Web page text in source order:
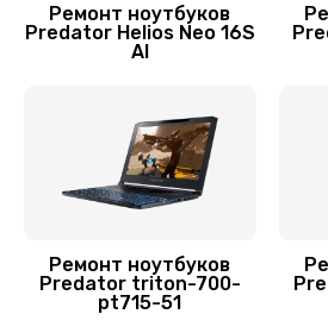
Замена HDD (замена
Установка
Ремонт ноутбуков
Predator Helios Neo 16S
AI
Ремонт ноутбуков
Predator triton-700-
pt715-51